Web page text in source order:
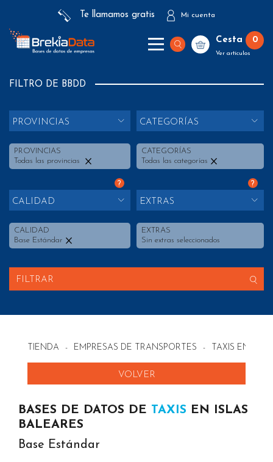
Te llamamos gratis Mi cuenta
Cesta 0
Ver artículos
FILTRO DE BBDD
PROVINCIAS
PROVINCIAS
Todas las provincias
CATEGORÍAS
CATEGORÍAS
Todas las categorías
?
CALIDAD
CALIDAD
Base Estándar
?
EXTRAS
EXTRAS
Sin extras seleccionados
FILTRAR
TIENDA - EMPRESAS DE TRANSPORTES - TAXIS EN
VOLVER
BASES DE DATOS DE TAXIS EN ISLAS
BALEARES
Base Estándar